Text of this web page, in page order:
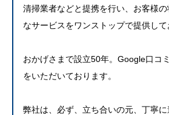
清掃業者などと提携を行い、お客様
なサービスをワンストップで提供して
おかげさまで設立50年。Google口コ
をいただいております。
弊社は、必ず、立ち合いの元、丁寧